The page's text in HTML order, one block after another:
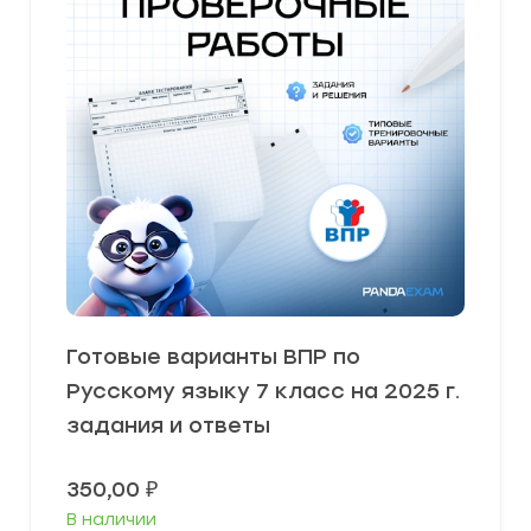
Готовые варианты ВПР по
Русскому языку 7 класс на 2025 г.
задания и ответы
350,00 ₽
В наличии